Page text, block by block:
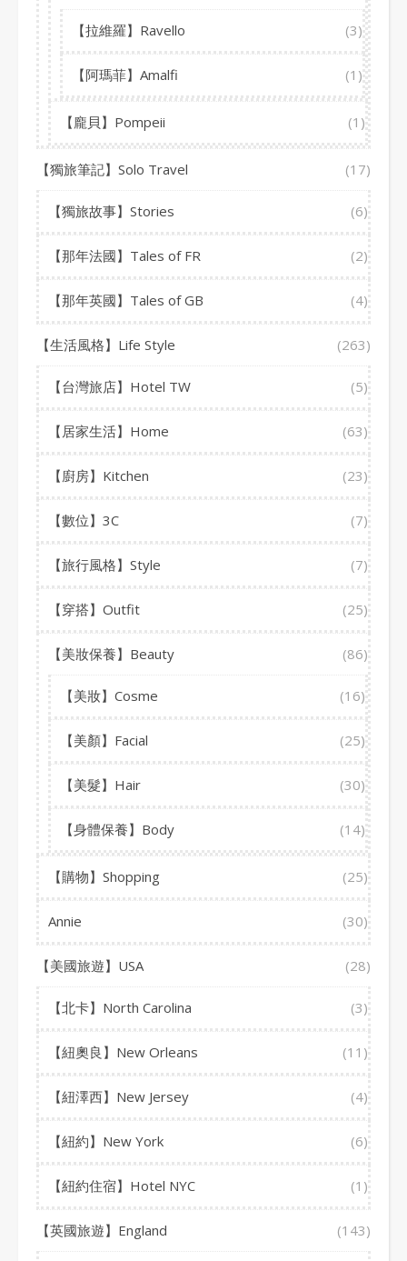
【拉維羅】Ravello (3)
【阿瑪菲】Amalfi (1)
【龐貝】Pompeii (1)
【獨旅筆記】Solo Travel (17)
【獨旅故事】Stories (6)
【那年法國】Tales of FR (2)
【那年英國】Tales of GB (4)
【生活風格】Life Style (263)
【台灣旅店】Hotel TW (5)
【居家生活】Home (63)
【廚房】Kitchen (23)
【數位】3C (7)
【旅行風格】Style (7)
【穿搭】Outfit (25)
【美妝保養】Beauty (86)
【美妝】Cosme (16)
【美顏】Facial (25)
【美髮】Hair (30)
【身體保養】Body (14)
【購物】Shopping (25)
Annie (30)
【美國旅遊】USA (28)
【北卡】North Carolina (3)
【紐奧良】New Orleans (11)
【紐澤西】New Jersey (4)
【紐約】New York (6)
【紐約住宿】Hotel NYC (1)
【英國旅遊】England (143)